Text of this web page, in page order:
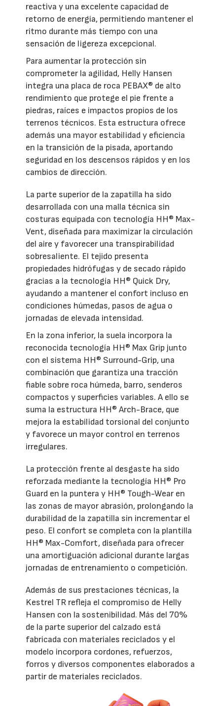
reactiva y una excelente capacidad de
retorno de energía, permitiendo mantener el
ritmo durante más tiempo con una
sensación de ligereza excepcional.
Para aumentar la protección sin
comprometer la agilidad, Helly Hansen
integra una placa de roca PEBAX® de alto
rendimiento que protege el pie frente a
piedras, raíces e impactos propios de los
terrenos técnicos. Esta estructura ofrece
además una mayor estabilidad y eficiencia
en la transición de la pisada, aportando
seguridad en los descensos rápidos y en los
cambios de dirección.
La parte superior de la zapatilla ha sido
desarrollada con una malla técnica sin
costuras equipada con tecnología HH® Max-
Vent, diseñada para maximizar la circulación
del aire y favorecer una transpirabilidad
sobresaliente. El tejido presenta
propiedades hidrófugas y de secado rápido
gracias a la tecnología HH® Quick Dry,
ayudando a mantener el confort incluso en
condiciones húmedas, pasos de agua o
jornadas de elevada intensidad.
En la zona inferior, la suela incorpora la
reconocida tecnología HH® Max Grip junto
con el sistema HH® Surround-Grip, una
combinación que garantiza una tracción
fiable sobre roca húmeda, barro, senderos
compactos y superficies variables. A ello se
suma la estructura HH® Arch-Brace, que
mejora la estabilidad torsional del conjunto
y favorece un mayor control en terrenos
irregulares.
La protección frente al desgaste ha sido
reforzada mediante la tecnología HH® Pro
Guard en la puntera y HH® Tough-Wear en
las zonas de mayor abrasión, prolongando la
durabilidad de la zapatilla sin incrementar el
peso. El confort se completa con la plantilla
HH® Max-Comfort, diseñada para ofrecer
una amortiguación adicional durante largas
jornadas de entrenamiento o competición.
Además de sus prestaciones técnicas, la
Kestrel TR refleja el compromiso de Helly
Hansen con la sostenibilidad. Más del 70%
de la parte superior del calzado está
fabricada con materiales reciclados y el
modelo incorpora cordones, refuerzos,
forros y diversos componentes elaborados a
partir de materiales reciclados.